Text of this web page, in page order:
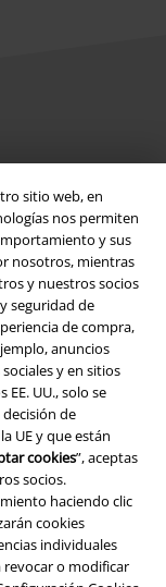
sitio web, en
nos permiten
y sus
nosotros, mientras
y nuestros socios
seguridad de
de compra,
anuncios
y en sitios
UU., solo se
de
UE y que están
cookies”, aceptas
socios.
haciendo clic
cookies
individuales
revocar o modificar